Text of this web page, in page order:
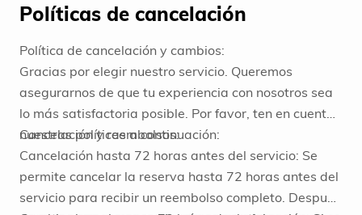
Políticas de cancelación
Política de cancelación y cambios:
Gracias por elegir nuestro servicio. Queremos
asegurarnos de que tu experiencia con nosotros sea
lo más satisfactoria posible. Por favor, ten en cuenta
nuestras políticas a continuación:
Cancelación y reembolsos:
Cancelación hasta 72 horas antes del servicio: Se
permite cancelar la reserva hasta 72 horas antes del
servicio para recibir un reembolso completo. Después